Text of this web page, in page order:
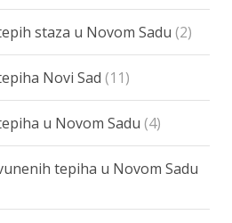
staza u Novom Sadu (2)
Novi Sad (11)
u Novom Sadu (4)
tepiha u Novom Sadu